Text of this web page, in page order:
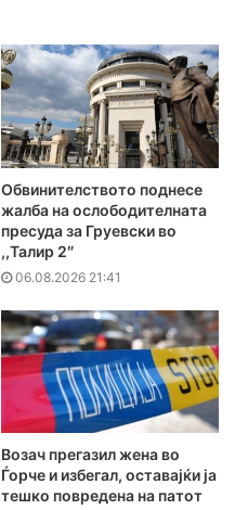
Обвинителството поднесе
жалба на ослободителната
пресуда за Груевски во
,,Талир 2″
06.08.2026 21:41
Возач прегазил жена во
Ѓорче и избегал, оставајќи ја
тешко повредена на патот